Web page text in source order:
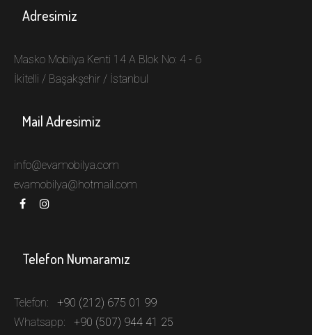
Adresimiz
Masko Mobilya Kenti 14 A Blok No: 4 - 6
İkitelli / Başakşehir / İstanbul
Mail Adresimiz
info@evamobilya.com
evamobilya@hotmail.com
Telefon Numaramız
Telefon:
+90 (212) 675 01 99
Whatsapp:
+90 (507) 944 41 25